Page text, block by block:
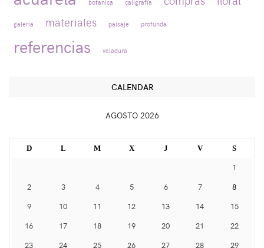
botanica caligrafía
galeria materiales paisaje profunda
referencias veladura
CALENDAR
AGOSTO 2026
D L M X J V S
1
2
3 4 5 6 7
8
9
10 11 12 13 14
15
16
17 18 19 20 21
22
23
24 25 26 27 28 29